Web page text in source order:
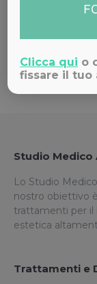
Studio Medico
Lo Studio
nostro obiettivo
trattamenti per il
estetica
Trattamenti e
Clicca qui o
fissare il tuo